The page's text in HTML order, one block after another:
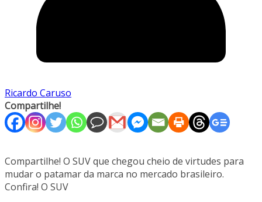
Ricardo Caruso
Compartilhe!
Compartilhe! O SUV que chegou cheio de virtudes para
mudar o patamar da marca no mercado brasileiro.
Confira! O SUV